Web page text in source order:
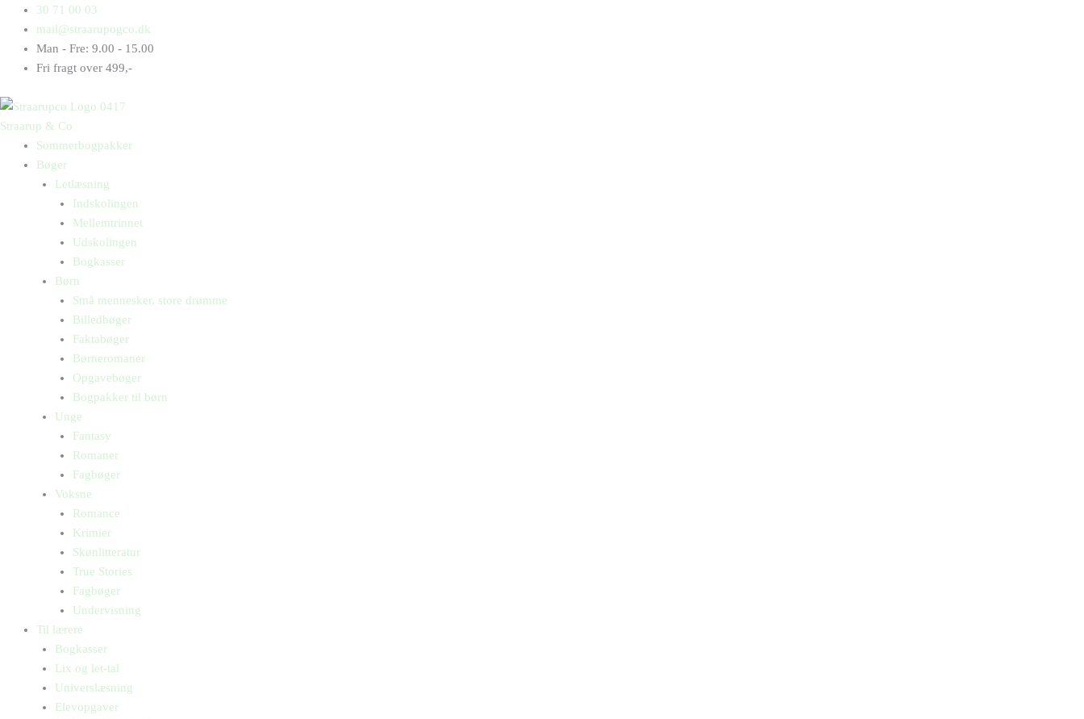
indholdet
30 71 00 03
mail@straarupogco.dk
Man - Fre: 9.00 - 15.00
Fri fragt over 499,-
Straarup & Co
Sommerbogpakker
Bøger
Letlæsning
Indskolingen
Mellemtrinnet
Udskolingen
Bogkasser
Børn
Små mennesker, store drømme
Billedbøger
Faktabøger
Børneromaner
Opgavebøger
Bogpakker til børn
Unge
Fantasy
Romaner
Fagbøger
Voksne
Romance
Krimier
Skønlitteratur
True Stories
Fagbøger
Undervisning
Til lærere
Bogkasser
Lix og let-tal
Universlæsning
Elevopgaver
Products
search
Products
search
Hans
Hendes